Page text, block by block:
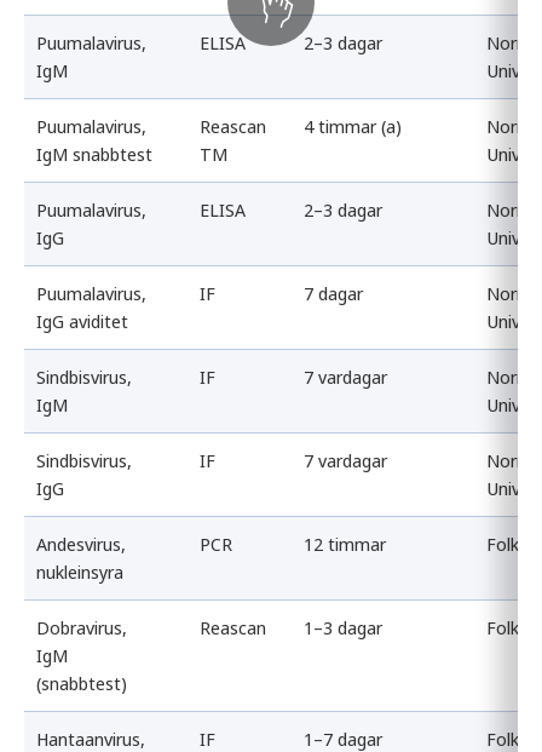
Puumalavirus,
IgM
ELISA 2–3 dagar
Puumalavirus,
IgM snabbtest
Reascan
TM
4 timmar (a)
Puumalavirus,
IgG
ELISA 2–3 dagar
Puumalavirus,
IgG aviditet
IF 7 dagar
Sindbisvirus,
IgM
IF 7 vardagar
Sindbisvirus,
IgG
IF 7 vardagar
Andesvirus,
nukleinsyra
PCR 12 timmar
Dobravirus,
IgM
(snabbtest)
Reascan 1–3 dagar
Hantaanvirus,
IF 1–7 dagar